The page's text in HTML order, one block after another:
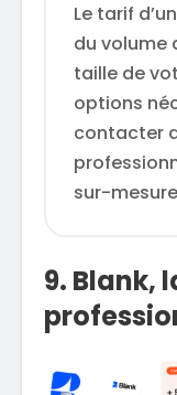
Le tarif
du volume
taille de
options
contacter
sur-
9. Blank,